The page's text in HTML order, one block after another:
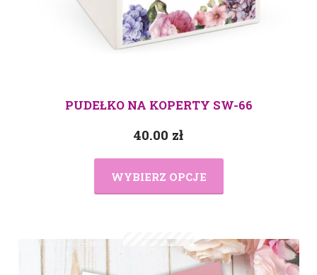
PUDEŁKO NA KOPERTY SW-66
40.00 zł
WYBIERZ OPCJE